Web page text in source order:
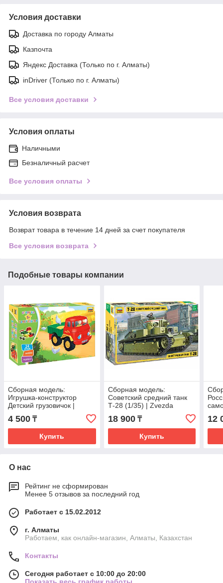
Условия доставки
Доставка по городу Алматы
Казпочта
Яндекс Доставка (Только по г. Алматы)
inDriver (Только по г. Алматы)
Все условия доставки
Условия оплаты
Наличными
Безналичный расчет
Все условия оплаты
Условия возврата
Возврат товара в течение 14 дней за счет покупателя
Все условия возврата
Подобные товары компании
Сборная модель:
Игрушка-конструктор
Детский грузовичок |
4 500 ₸
Купить
Сборная модель:
Советский средний танк
Т-28 (1/35) | Zvezda
18 900₸
Купить
12
О нас
Рейтинг не сформирован
Менее 5 отзывов за последний год
Работает с 15.02.2012
г. Алматы
Работаем, как онлайн-магазин, Алматы, Казахстан
Контакты
Сегодня работает с 10:00 до 20:00